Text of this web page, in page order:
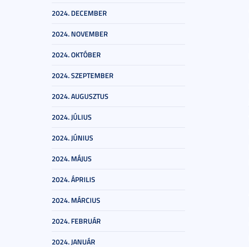
2024. DECEMBER
2024. NOVEMBER
2024. OKTÓBER
2024. SZEPTEMBER
2024. AUGUSZTUS
2024. JÚLIUS
2024. JÚNIUS
2024. MÁJUS
2024. ÁPRILIS
2024. MÁRCIUS
2024. FEBRUÁR
2024. JANUÁR